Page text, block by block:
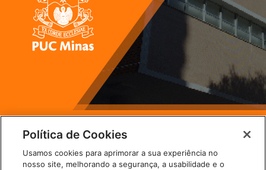
Política de Cookies
Usamos cookies para aprimorar a sua experiência no
nosso site, melhorando a segurança, a usabilidade e o